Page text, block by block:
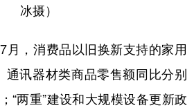
冰摄）
，消费品以旧换新支持的家用
通讯器材类商品零售额同比分别
“两重”建设和大规模设备更新政